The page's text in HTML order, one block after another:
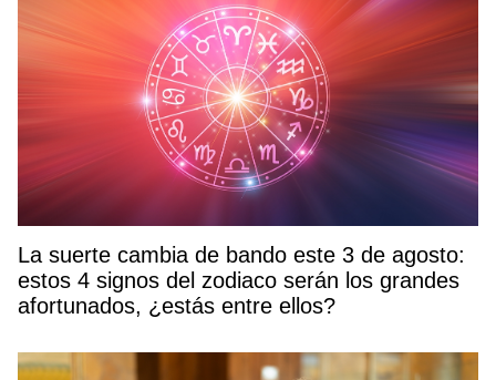
La suerte cambia de bando este 3 de agosto:
estos 4 signos del zodiaco serán los grandes
afortunados, ¿estás entre ellos?